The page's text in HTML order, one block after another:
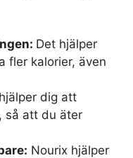
Det hjälper
fler kalorier, även
dig att
så att du äter
Nourix hjälper